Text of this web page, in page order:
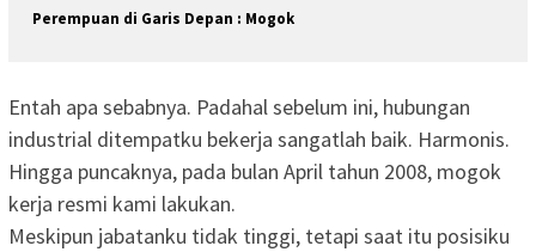
Perempuan di Garis Depan : Mogok
Entah apa sebabnya. Padahal sebelum ini, hubungan
industrial ditempatku bekerja sangatlah baik. Harmonis.
Hingga puncaknya, pada bulan April tahun 2008, mogok
kerja resmi kami lakukan.
Meskipun jabatanku tidak tinggi, tetapi saat itu posisiku